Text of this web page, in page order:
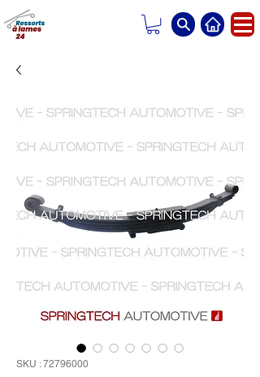
SKU : 72796000